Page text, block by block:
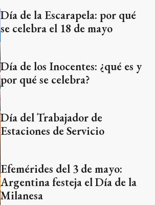
Día de la Escarapela: por qué
se celebra el 18 de mayo
Día de los Inocentes: ¿qué es y
por qué se celebra?
Día del Trabajador de
Estaciones de Servicio
Efemérides del 3 de mayo:
Argentina festeja el Día de la
Milanesa